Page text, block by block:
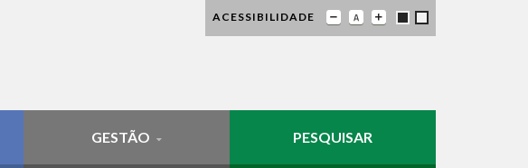
ACESSIBILIDADE
GESTÃO PESQUISAR